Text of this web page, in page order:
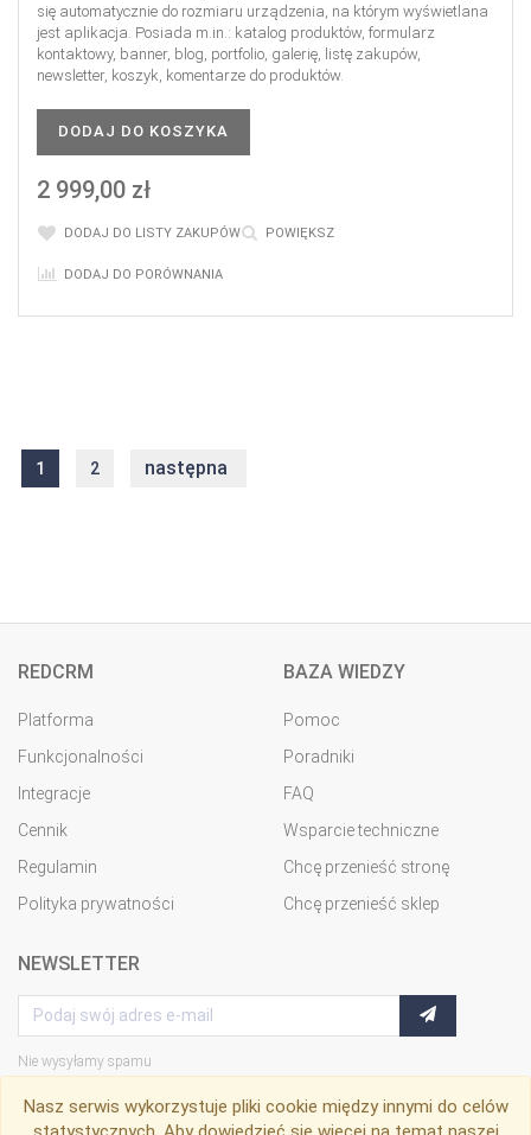
się automatycznie do rozmiaru urządzenia, na którym wyświetlana
jest aplikacja. Posiada m.in.: katalog produktów, formularz
kontaktowy, banner, blog, portfolio, galerię, listę zakupów,
newsletter, koszyk, komentarze do produktów.
DODAJ DO KOSZYKA
2 999,00 zł
DODAJ DO LISTY ZAKUPÓW POWIĘKSZ
DODAJ DO PORÓWNANIA
1 2 następna
REDCRM
Platforma
Funkcjonalności
Integracje
Cennik
Regulamin
Polityka prywatności
BAZA WIEDZY
Pomoc
Poradniki
FAQ
Wsparcie techniczne
Chcę przenieść stronę
Chcę przenieść sklep
NEWSLETTER
Nie wysyłamy spamu
Nasz serwis wykorzystuje pliki cookie między innymi do celów